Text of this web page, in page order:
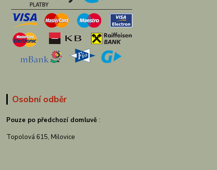
Osobní odběr
Pouze po předchozí domluvě :
Topolová 615, Milovice